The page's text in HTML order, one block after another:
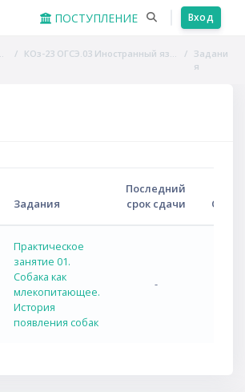
ПОСТУПЛЕНИЕ Вход
КОз-23 ОГСЭ.03 Иностранный язык
Задани
я
Задания
Последний
срок сдачи
Ответ
Практическое
занятие 01.
Собака как
млекопитающее.
История
появления собак
-